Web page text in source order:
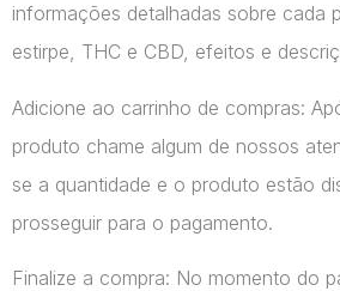
informações detalhadas sobre cada
estirpe, THC e CBD, efeitos e
Adicione ao carrinho de compras:
produto chame algum de nossos
se a quantidade e o produto estão
prosseguir para o pagamento.
Finalize a compra: No momento do